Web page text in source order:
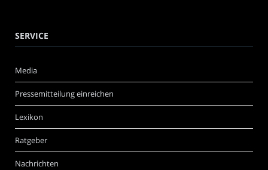
SERVICE
Media
Pressemitteilung einreichen
Lexikon
Ratgeber
Nachrichten